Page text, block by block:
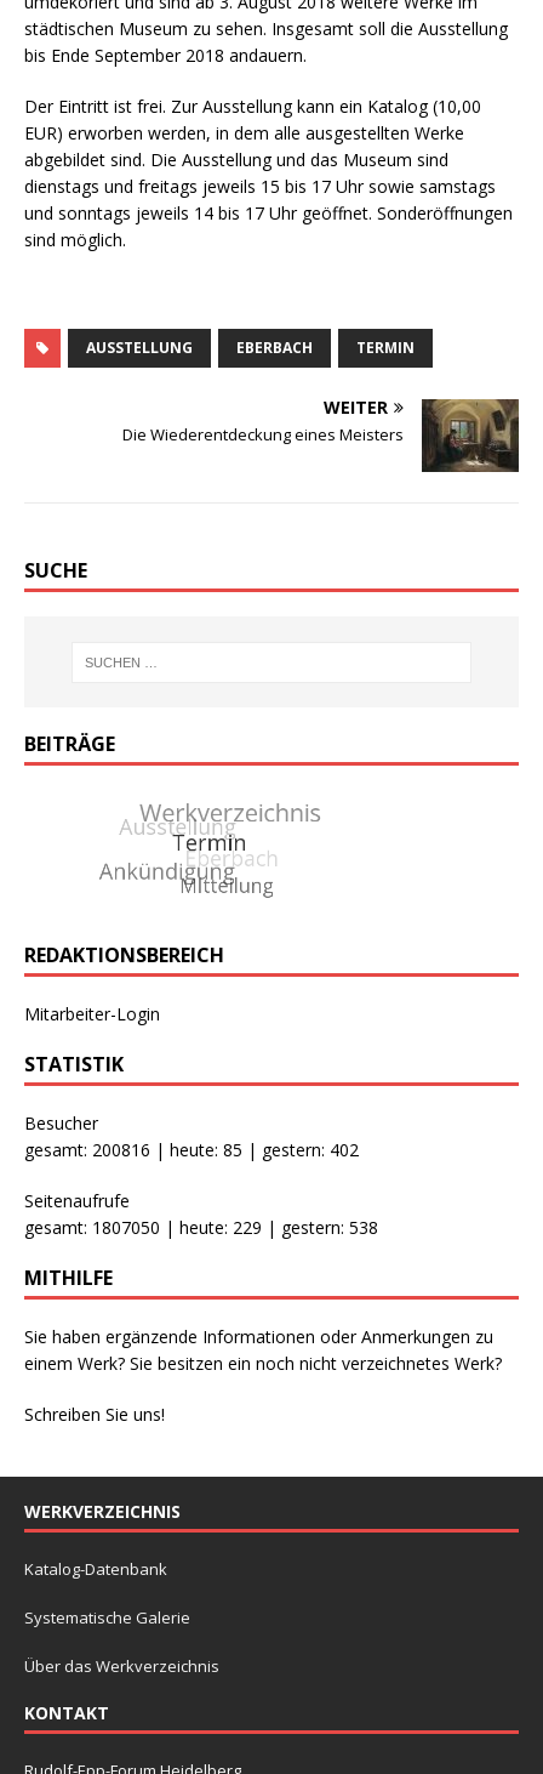
städtischen Museum zu sehen. Insgesamt soll die Ausstellung
bis Ende September 2018 andauern.
Der Eintritt ist frei. Zur Ausstellung kann ein Katalog (10,00
EUR) erworben werden, in dem alle ausgestellten Werke
abgebildet sind. Die Ausstellung und das Museum sind
dienstags und freitags jeweils 15 bis 17 Uhr sowie samstags
und sonntags jeweils 14 bis 17 Uhr geöffnet. Sonderöffnungen
sind möglich.
AUSSTELLUNG EBERBACH TERMIN
WEITER
Die Wiederentdeckung eines Meisters
SUCHE
BEITRÄGE
REDAKTIONSBEREICH
Mitarbeiter-Login
STATISTIK
Besucher
gesamt: 200816 | heute: 85 | gestern: 402
Seitenaufrufe
gesamt: 1807050 | heute: 229 | gestern: 538
MITHILFE
Sie haben ergänzende Informationen oder Anmerkungen zu
einem Werk? Sie besitzen ein noch nicht verzeichnetes Werk?
Schreiben Sie uns!
WERKVERZEICHNIS
Katalog-Datenbank
Systematische Galerie
Über das Werkverzeichnis
KONTAKT